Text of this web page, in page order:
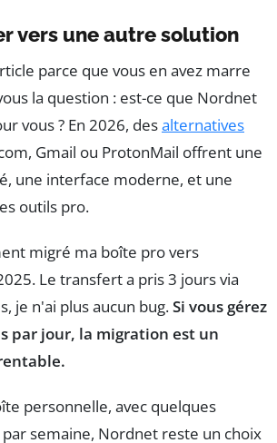
vers une autre solution
parce que vous en avez marre
la question : est-ce que Nordnet
vous ? En 2026, desalternatives
Gmail ou ProtonMail offrent une
une interface moderne, et une
outils pro.
migré ma boîte pro vers
Le transfert a pris 3 jours via
je n'ai plus aucun bug.Si vous gérez
par jour, la migration est un
personnelle, avec quelques
semaine, Nordnet reste un choix